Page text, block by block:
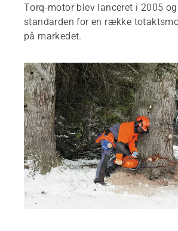
Torq-motor blev lanceret i 2005
standarden for en række
på markedet.